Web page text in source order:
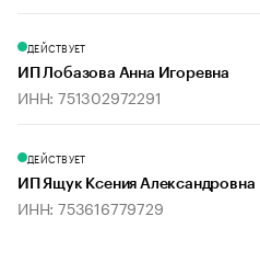
ДЕЙСТВУЕТ
ИП Лобазова Анна Игоревна
ИНН: 751302972291
ДЕЙСТВУЕТ
ИП Ящук Ксения Александровна
ИНН: 753616779729